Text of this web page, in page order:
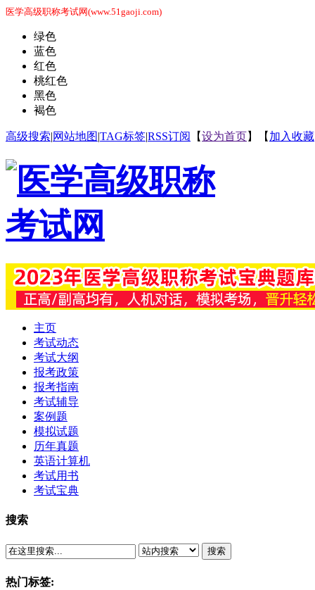
医学高级职称考试网(www.51gaoji.com)
绿色
蓝色
红色
桃红色
黑色
褐色
高级搜索|网站地图|TAG标签|RSS订阅 【设为首页】【 加入收藏
主页
考试动态
考试大纲
报考政策
报考指南
考试辅导
案例题
模拟试题
历年真题
英语计算机
考试用书
考试宝典
搜索
搜索
热门标签: